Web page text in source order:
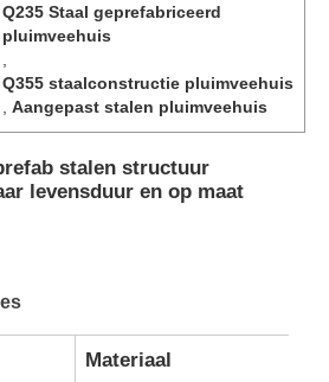
Q235 Staal geprefabriceerd
pluimveehuis
Q355 staalconstructie pluimveehuis
,Aangepast stalen pluimveehuis
stalen structuur
levensduur en op maat
Materiaal